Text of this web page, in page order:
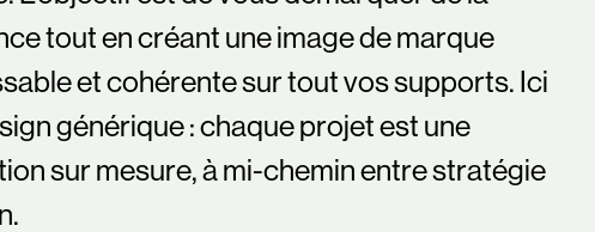
tout en créant une image de marque
et cohérente sur tout vos supports. Ici
générique : chaque projet est une
sur mesure, à mi-chemin entre stratégie